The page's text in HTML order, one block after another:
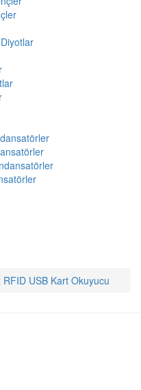
RFID USB Kart Okuyucu